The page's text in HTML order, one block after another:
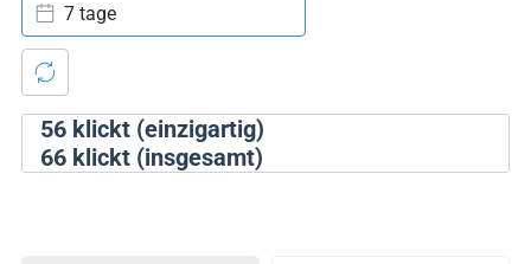
56klickt (einzigartig)
66klickt (insgesamt)
7 tage